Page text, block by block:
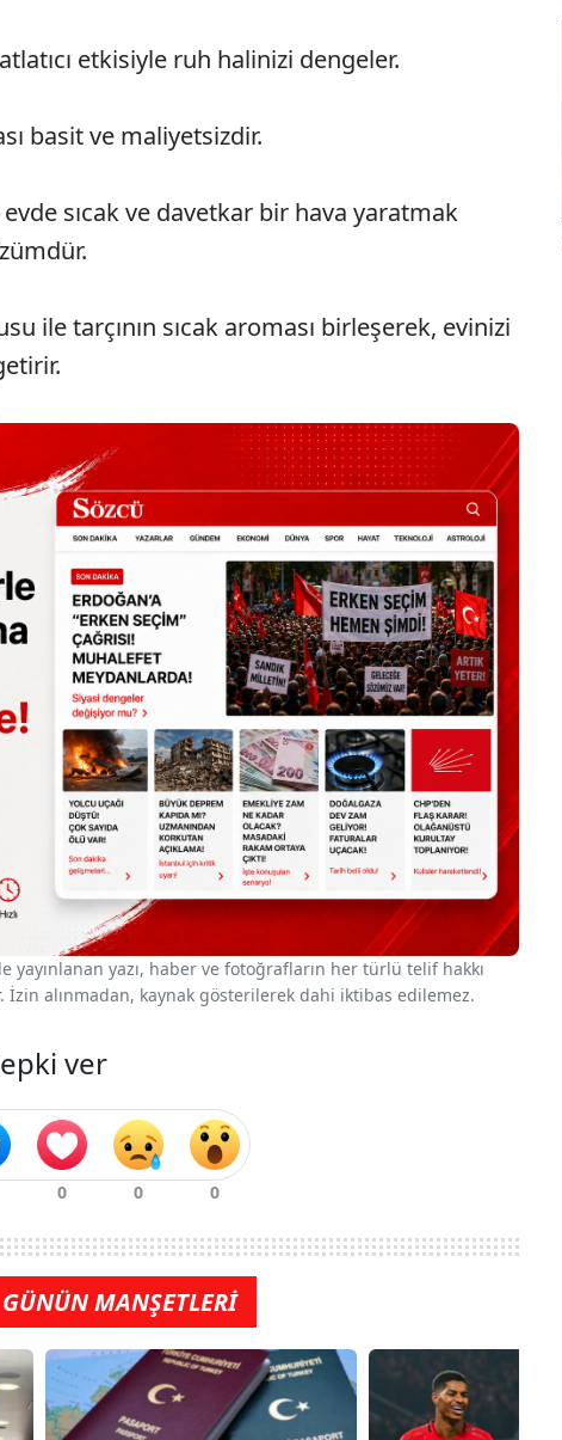
etkisiyle ruh halinizi dengeler.
basit ve maliyetsizdir.
sıcak ve davetkar bir hava yaratmak
ile tarçının sıcak aroması birleşerek, evinizi
yazı, haber ve fotoğrafların her türlü telif hakkı
İzin alınmadan, kaynak gösterilerek dahi iktibas edilemez.
ver
GÜNÜN MANŞETLERİ